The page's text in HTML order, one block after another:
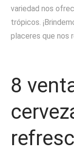
variedad nos
trópicos.
placeres que nos
8